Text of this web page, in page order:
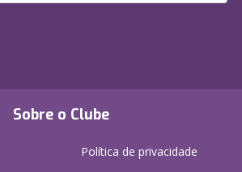
Sobre o Clube
Política de privacidade